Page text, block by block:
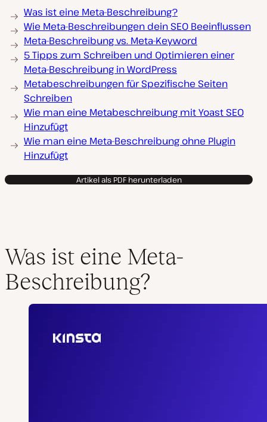
Was ist eine Meta-Beschreibung?
Wie Meta-Beschreibungen dein SEO Beeinflussen
Meta-Beschreibung vs. Meta-Keyword
5 Tipps zum Schreiben und Optimieren einer
Meta-Beschreibung in WordPress
Metabeschreibungen für Spezifische Seiten
Schreiben
Wie man eine Metabeschreibung mit Yoast SEO
Hinzufügt
Wie man eine Meta-Beschreibung ohne Plugin
Hinzufügt
Artikel als PDF herunterladen
Was ist eine Meta-
Beschreibung?